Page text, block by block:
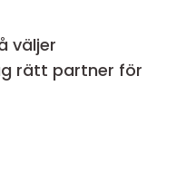
rätt partner för